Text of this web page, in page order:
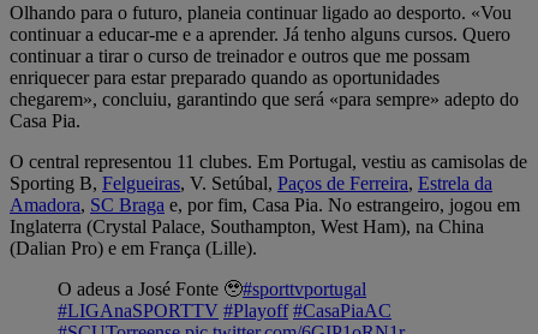
Olhando para o futuro, planeia continuar ligado ao desporto. «Vou
continuar a educar-me e a aprender. Já tenho alguns cursos. Quero
continuar a tirar o curso de treinador e outros que me possam
enriquecer para estar preparado quando as oportunidades
chegarem», concluiu, garantindo que será «para sempre» adepto do
Casa Pia.
O central representou 11 clubes. Em Portugal, vestiu as camisolas de
Sporting B, Felgueiras, V. Setúbal, Paços de Ferreira, Estrela da
Amadora, SC Braga e, por fim, Casa Pia. No estrangeiro, jogou em
Inglaterra (Crystal Palace, Southampton, West Ham), na China
(Dalian Pro) e em França (Lille).
O adeus a José Fonte 🥹#sporttvportugal
#LIGAnaSPORTTV #Playoff #CasaPiaAC